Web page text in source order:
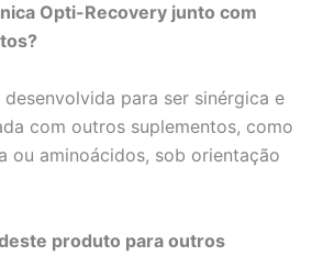
Opti-Recovery junto com
para ser sinérgica e
com outros suplementos, como
ou aminoácidos, sob orientação
produto para outros